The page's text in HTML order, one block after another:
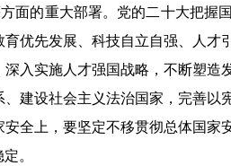
的重大部署。党的二十大把握
优先发展、科技自立自强、人
入实施人才强国战略，不断塑
建设社会主义法治国家，完善
全上，要坚定不移贯彻总体国
。